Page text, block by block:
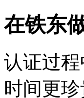
在铁东
认证过
时间更